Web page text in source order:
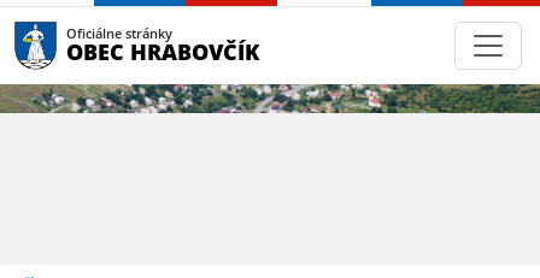
Oficiálne stránky
OBEC HRABOVČÍK